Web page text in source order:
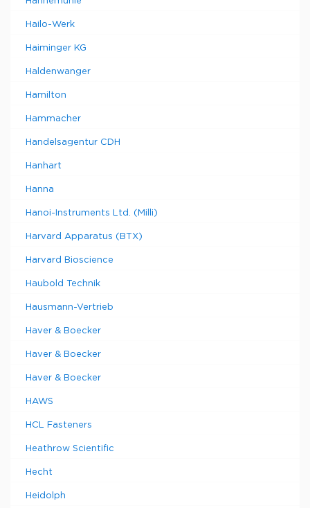
Hailo-Werk
Haiminger KG
Haldenwanger
Hamilton
Hammacher
Handelsagentur CDH
Hanhart
Hanna
Hanoi-Instruments Ltd. (Milli)
Harvard Apparatus (BTX)
Harvard Bioscience
Haubold Technik
Hausmann-Vertrieb
Haver & Boecker
Haver & Boecker
Haver & Boecker
HAWS
HCL Fasteners
Heathrow Scientific
Hecht
Heidolph